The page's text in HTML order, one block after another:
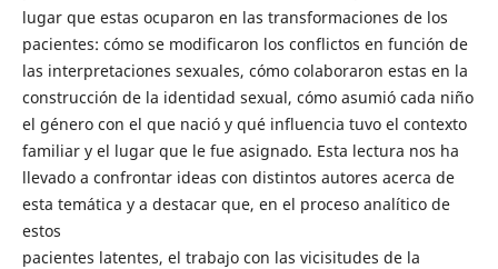
lugar que estas ocuparon en las transformaciones de los
pacientes: cómo se modificaron los conflictos en función de
las interpretaciones sexuales, cómo colaboraron estas en la
construcción de la identidad sexual, cómo asumió cada niño
el género con el que nació y qué influencia tuvo el contexto
familiar y el lugar que le fue asignado. Esta lectura nos ha
llevado a confrontar ideas con distintos autores acerca de
esta temática y a destacar que, en el proceso analítico de
estos
pacientes latentes, el trabajo con las vicisitudes de la